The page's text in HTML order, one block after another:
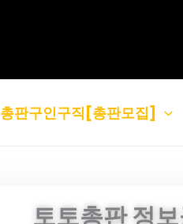
총판구인구직[총판모집]
토토총판 정